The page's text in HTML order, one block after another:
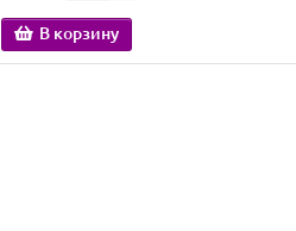
В корзину